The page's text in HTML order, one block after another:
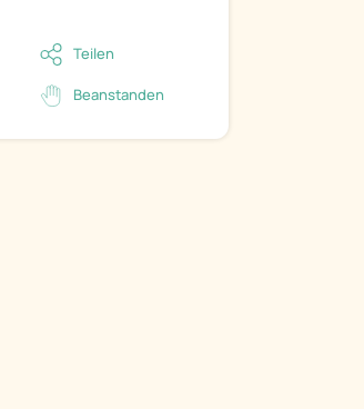
Teilen
Beanstanden